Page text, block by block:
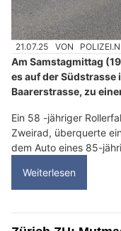
21.07.25 VON
Am Samstagmittag
es auf der Südstrasse
Baarerstrasse, zu
Ein 58 -jähriger
Zweirad, überquerte
dem Auto eines 85-
Weiterlesen